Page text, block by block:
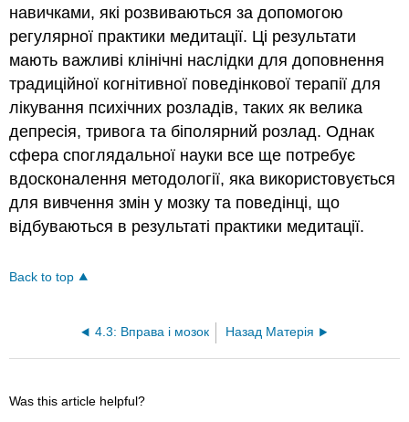
навичками, які розвиваються за допомогою
регулярної практики медитації. Ці результати
мають важливі клінічні наслідки для доповнення
традиційної когнітивної поведінкової терапії для
лікування психічних розладів, таких як велика
депресія, тривога та біполярний розлад. Однак
сфера споглядальної науки все ще потребує
вдосконалення методології, яка використовується
для вивчення змін у мозку та поведінці, що
відбуваються в результаті практики медитації.
Back to top
4.3: Вправа і мозок Назад Матерія
Was this article helpful?